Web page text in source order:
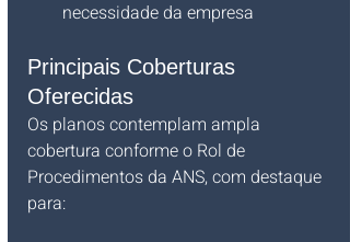
necessidade da empresa
Principais Coberturas
Oferecidas
Os planos contemplam ampla
cobertura conforme o Rol de
Procedimentos da ANS, com destaque
para: